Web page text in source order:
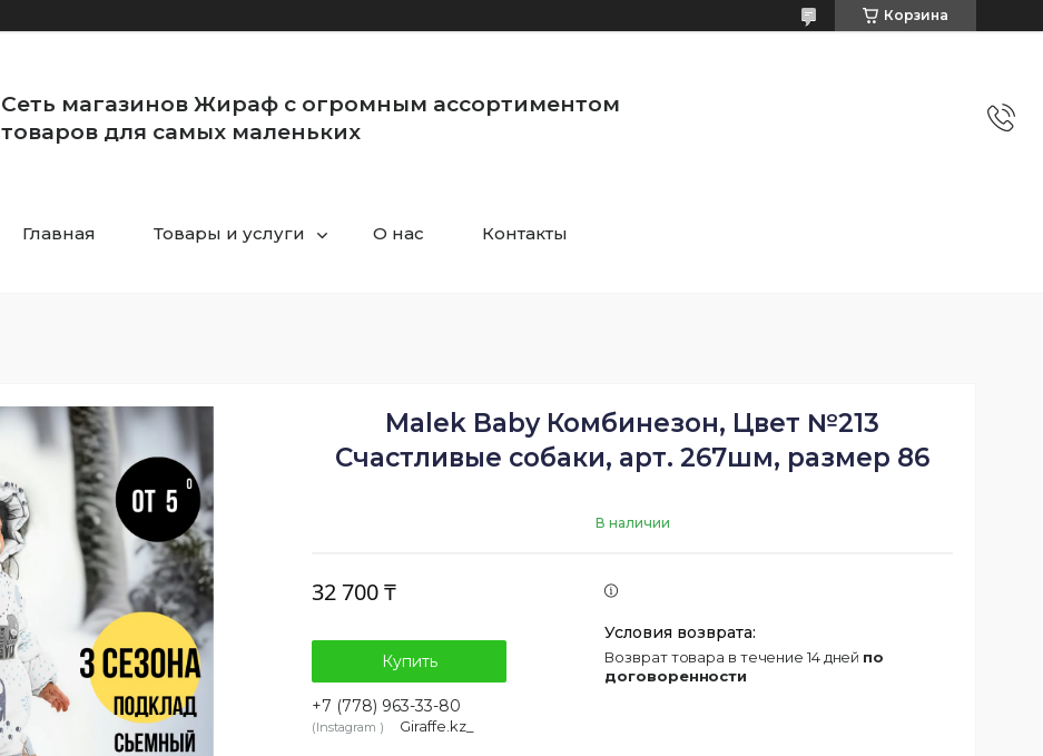
Корзина
Сеть магазинов Жираф с огромным ассортиментом
товаров для самых маленьких
Главная Товары и услуги О нас Контакты
Malek Baby Комбинезон, Цвет №213
Счастливые собаки, арт. 267шм, размер 86
В наличии
32 700 ₸
Купить
+7 (778) 963-33-80
Instagram Giraffe.kz_
возврат товара в течение 14 дней по
договоренности